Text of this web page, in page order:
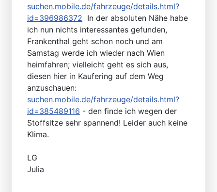
suchen.mobile.de/fahrzeuge/details.html?
id=396986372 In der absoluten Nähe habe
ich nun nichts interessantes gefunden,
Frankenthal geht schon noch und am
Samstag werde ich wieder nach Wien
heimfahren; vielleicht geht es sich aus,
diesen hier in Kaufering auf dem Weg
anzuschauen:
suchen.mobile.de/fahrzeuge/details.html?
id=385489116 - den finde ich wegen der
Stoffsitze sehr spannend! Leider auch keine
Klima.
LG
Julia